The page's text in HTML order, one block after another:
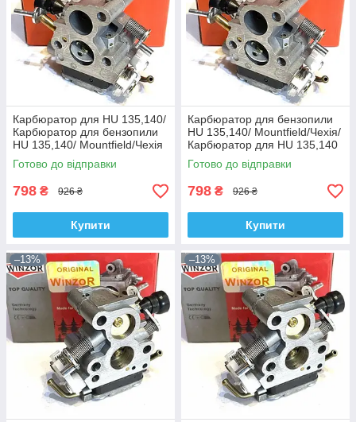
Карбюратор для HU 135,140/
Карбюратор для бензопили
HU 135,140/ Mountfield/Чехія
Готово до відправки
798 ₴ 926 ₴
Купити
Карбюратор для бензопили
HU 135,140/ Mountfield/Чехія/
Карбюратор для HU 135,140
Готово до відправки
798 ₴ 926 ₴
Купити
–13% –13%